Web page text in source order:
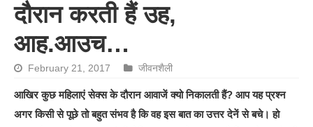
दौरान करती हैं उह,
आह.आउच…
February 21, 2017 जीवनशैली
आखिर कुछ महिलाएं सेक्स के दौरान आवाजें क्यो निकालती हैं? आप यह प्रश्न
अगर किसी से पूछे तो बहुत संभव है कि वह इस बात का उत्तर देनें से बचे। हो